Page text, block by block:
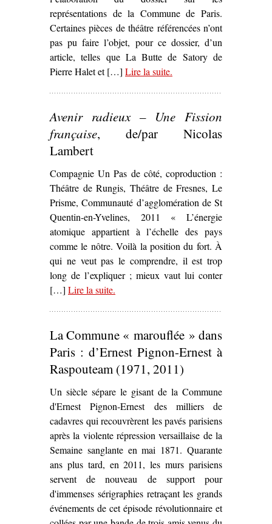
représentations de la Commune de Paris.
Certaines pièces de théâtre référencées n’ont
pas pu faire l’objet, pour ce dossier, d’un
article, telles que La Butte de Satory de
Pierre Halet et […] Lire la suite– ‘La Commune dans les
.
Avenir radieux – Une Fission
française, de/par Nicolas
Lambert
Compagnie Un Pas de côté, coproduction :
Théâtre de Rungis, Théâtre de Fresnes, Le
Prisme, Communauté d’agglomération de St
Quentin-en-Yvelines, 2011 « L’énergie
atomique appartient à l’échelle des pays
comme le nôtre. Voilà la position du fort. À
qui ne veut pas le comprendre, il est trop
long de l’expliquer ; mieux vaut lui conter
[…] Lire la suite– ‘
.
La Commune « marouflée » dans
Paris : d’Ernest Pignon-Ernest à
Raspouteam (1971, 2011)
Un siècle sépare le gisant de la Commune
d'Ernest Pignon-Ernest des milliers de
cadavres qui recouvrèrent les pavés parisiens
après la violente répression versaillaise de la
Semaine sanglante en mai 1871. Quarante
ans plus tard, en 2011, les murs parisiens
servent de nouveau de support pour
d'immenses sérigraphies retraçant les grands
événements de cet épisode révolutionnaire et